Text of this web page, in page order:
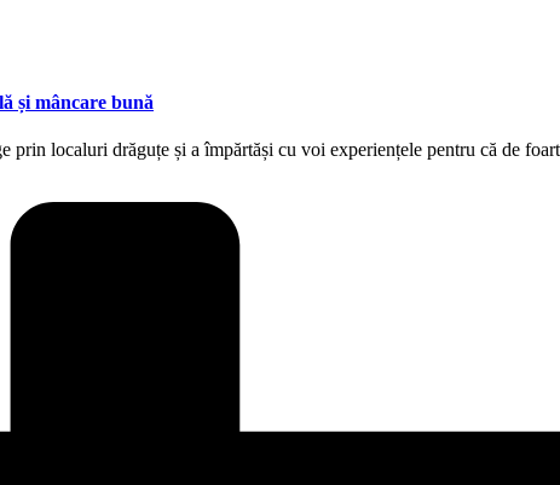
și mâncare bună
prin localuri drăguțe și a împărtăși cu voi experiențele pentru că de